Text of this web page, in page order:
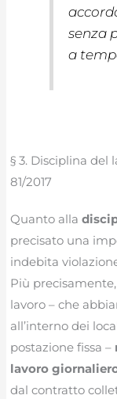
senza
a
§ 3. Disciplina del
81/2017
Quanto alla
precisato una
indebita
Più
lavoro – che
all’interno dei
postazione fissa –
lavoro
dal contratto